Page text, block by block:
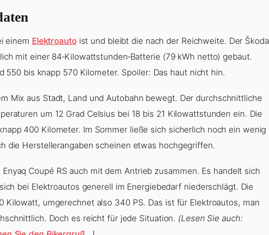
einem Elektroautoist und bleibt die nach der Reichweite. Der Škoda
mit einer 84‑Kilowattstunden‑Batterie (79 kWh netto) gebaut.
550 bis knapp 570 Kilometer. Spoiler: Das haut nicht hin.
Mix aus Stadt, Land und Autobahn bewegt. Der durchschnittliche
um 12 Grad Celsius bei 18 bis 21 Kilowattstunden ein. Die
400 Kilometer. Im Sommer ließe sich sicherlich noch ein wenig
die Herstellerangaben scheinen etwas hochgegriffen.
Coupé RS auch mit dem Antrieb zusammen. Es handelt sich
bei Elektroautos generell im Energiebedarf niederschlägt. Die
Kilowatt, umgerechnet also 340 PS. Das ist für Elektroautos, man
Doch es reicht für jede Situation. (Lesen Sie auch: